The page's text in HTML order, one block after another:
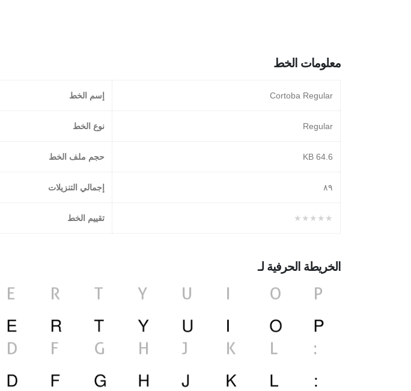
معلومات الخط
Cortoba Regular إسم الخط
Regular نوع الخط
64.6 KB حجم ملف الخط
۸۹ إجمالي التنزيلات
★★★★★ تقييم الخط
الخريطة الحرفية لـ